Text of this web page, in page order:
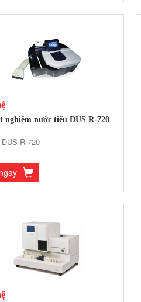
nghiệm nước tiểu DUS R-720
DUS R-720